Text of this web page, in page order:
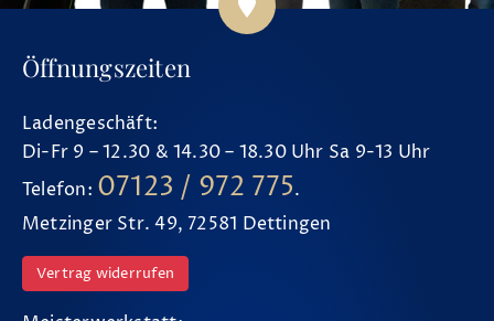
Öffnungszeiten
Ladengeschäft:
Di-Fr 9 – 12.30 & 14.30 – 18.30 Uhr Sa 9-13 Uhr
Telefon: 07123 / 972 775.
Metzinger Str. 49, 72581 Dettingen
Vertrag widerrufen